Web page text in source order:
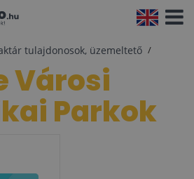
tulajdonosok, üzemeltető
Parkok